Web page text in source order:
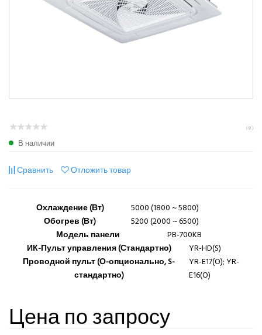
( 0 )
В наличии
Сравнить Отложить товар
Охлаждение (Вт)
5000 (1800 ~ 5800)
Обогрев (Вт)
5200 (2000 ~ 6500)
Модель панели
PB-700KB
ИК-Пульт управления (Стандартно)
YR-HD(S)
Проводной пульт (О-опционально, S-
стандартно)
YR-E17(O); YR-
E16(O)
Цена по запросу